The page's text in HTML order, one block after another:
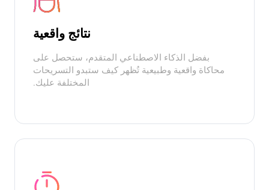
نتائج واقعية
بفضل الذكاء الاصطناعي المتقدم، ستحصل على
محاكاة واقعية وطبيعية تُظهر كيف ستبدو التسريحات
المختلفة عليك.